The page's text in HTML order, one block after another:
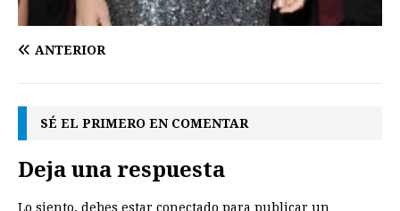
ANTERIOR
SÉ EL PRIMERO EN COMENTAR
Deja una respuesta
Lo siento, debes estar conectado para publicar un